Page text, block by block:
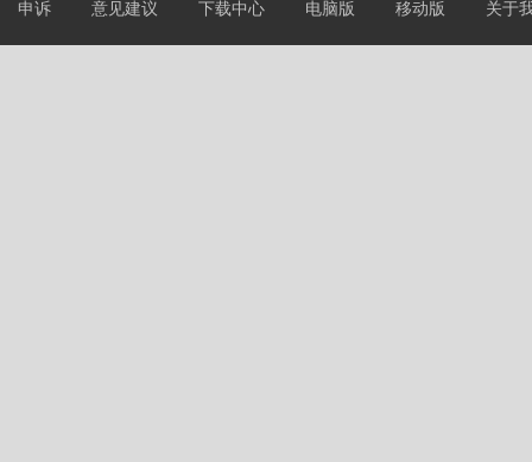
申诉 意见建议 下载中心 电脑版 移动版 关于